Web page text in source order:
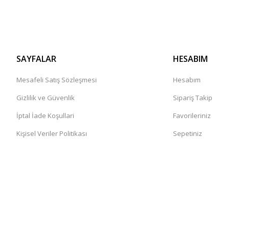
SAYFALAR
Mesafeli Satış Sözleşmesi
Gizlilik ve Güvenlik
İptal İade Koşullari
Kişisel Veriler Politikası
HESABIM
Hesabım
Sipariş Takip
Favorileriniz
Sepetiniz